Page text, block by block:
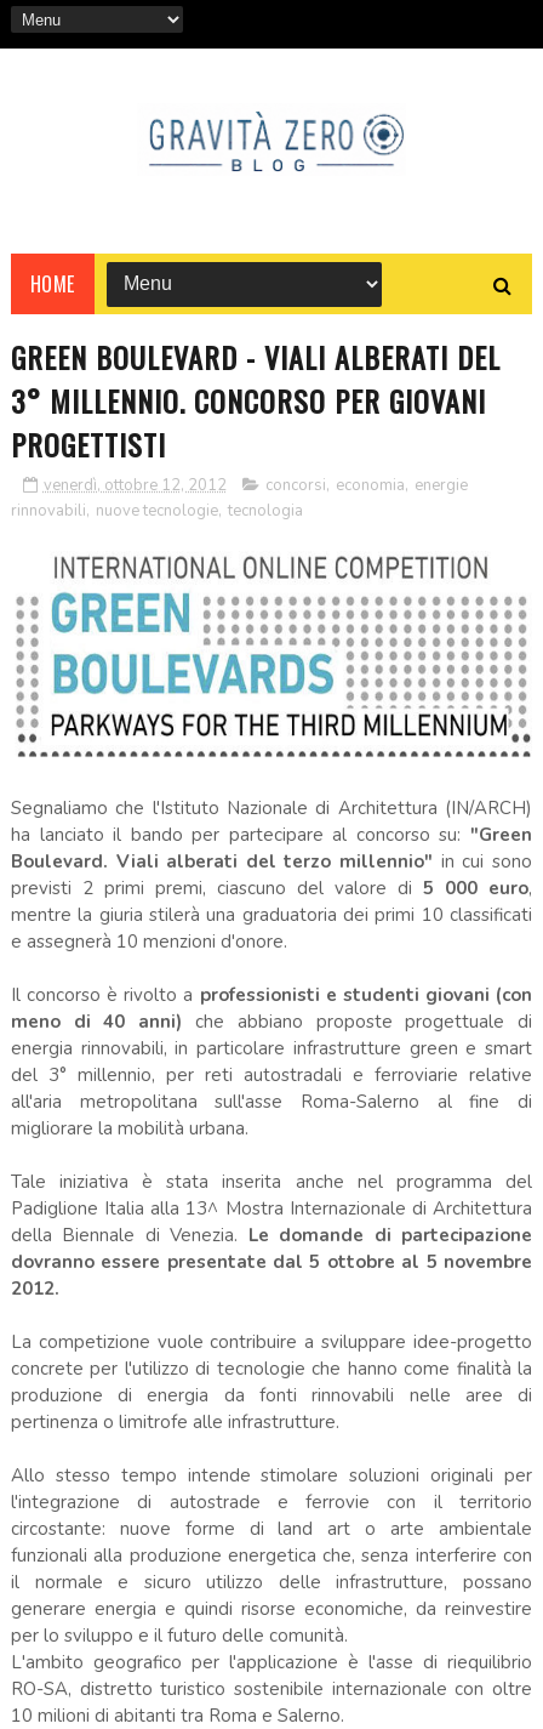
HOME
GREEN BOULEVARD - VIALI ALBERATI DEL
3° MILLENNIO. CONCORSO PER GIOVANI
PROGETTISTI
venerdì, ottobre 12, 2012 concorsi, economia, energie
rinnovabili, nuove tecnologie, tecnologia
Segnaliamo che l'Istituto Nazionale di Architettura (IN/ARCH)
ha lanciato il bando per partecipare al concorso su: "Green
Boulevard. Viali alberati del terzo millennio" in cui sono
previsti 2 primi premi, ciascuno del valore di5 000 euro,
mentre la giuria stilerà una graduatoria dei primi 10 classificati
e assegnerà 10 menzioni d'onore.
Il concorso è rivolto a professionisti e studenti giovani (con
meno di 40 anni) che abbiano proposte progettuale di
energia rinnovabili, in particolare infrastrutture green e smart
del 3° millennio, per reti autostradali e ferroviarie relative
all'aria metropolitana sull'asse Roma-Salerno al fine di
migliorare la mobilità urbana.
Tale iniziativa è stata inserita anche nel programma del
Padiglione Italia alla 13^ Mostra Internazionale di Architettura
della Biennale di Venezia. Le domande di partecipazione
dovranno essere presentate dal 5 ottobre al 5 novembre
2012.
La competizione vuole contribuire a sviluppare idee-progetto
concrete per l'utilizzo di tecnologie che hanno come finalità la
produzione di energia da fonti rinnovabili nelle aree di
pertinenza o limitrofe alle infrastrutture.
Allo stesso tempo intende stimolare soluzioni originali per
l'integrazione di autostrade e ferrovie con il territorio
circostante: nuove forme di land art o arte ambientale
funzionali alla produzione energetica che, senza interferire con
il normale e sicuro utilizzo delle infrastrutture, possano
generare energia e quindi risorse economiche, da reinvestire
per lo sviluppo e il futuro delle comunità.
L'ambito geografico per l'applicazione è l'asse di riequilibrio
RO-SA, distretto turistico sostenibile internazionale con oltre
10 milioni di abitanti tra Roma e Salerno.